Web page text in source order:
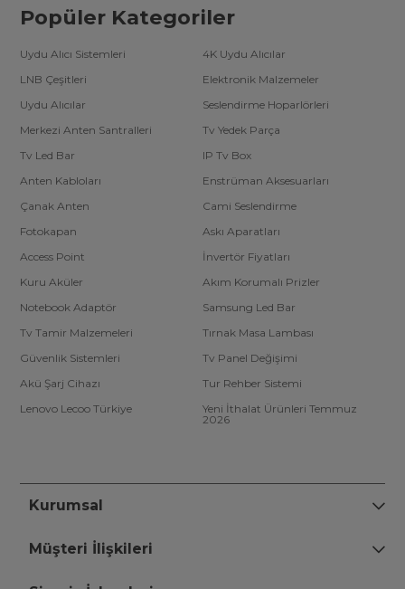
Popüler Kategoriler
Uydu Alıcı Sistemleri
4K Uydu Alıcılar
LNB Çeşitleri
Elektronik Malzemeler
Uydu Alıcılar
Seslendirme Hoparlörleri
Merkezi Anten Santralleri
Tv Yedek Parça
Tv Led Bar
IP Tv Box
Anten Kabloları
Enstrüman Aksesuarları
Çanak Anten
Cami Seslendirme
Fotokapan
Askı Aparatları
Access Point
İnvertör Fiyatları
Kuru Aküler
Akım Korumalı Prizler
Notebook Adaptör
Samsung Led Bar
Tv Tamir Malzemeleri
Tırnak Masa Lambası
Güvenlik Sistemleri
Tv Panel Değişimi
Akü Şarj Cihazı
Tur Rehber Sistemi
Lenovo Lecoo Türkiye
Yeni İthalat Ürünleri Temmuz
2026
Kurumsal
Müşteri İlişkileri